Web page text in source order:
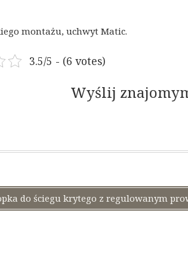
montażu, uchwyt Matic.
3.5/5 - (6 votes)
Wyślij
do ściegu krytego z regulowanym